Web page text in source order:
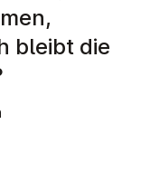
bleibt die